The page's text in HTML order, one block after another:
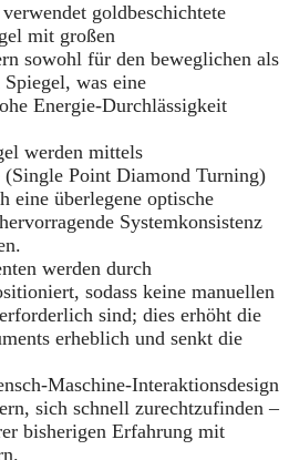
goldbeschichtete
mit großen
sowohl für den beweglichen als
was eine
Energie-Durchlässigkeit
werden mittels
(Single Point Diamond Turning)
eine überlegene optische
Systemkonsistenz
werden durch
sodass keine manuellen
sind; dies erhöht die
erheblich und senkt die
Maschine-Interaktionsdesign
sich schnell zurechtzufinden –
bisherigen Erfahrung mit